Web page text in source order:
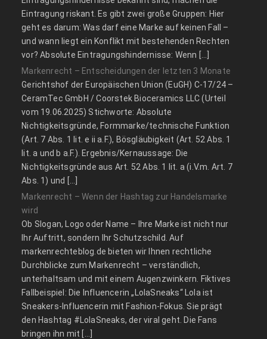
Eintragung riskant. Es gibt zwei große Gruppen: Hier
geht es darum: Was darf eine Marke auf keinen Fall –
und wann liegt ein Konflikt mit bestehenden Rechten
vor? Absolute Eintragungshindernisse: Wenn […]
Markenrecht – Entscheidungen der letzten 3 Monate
Gerichtshof der Europäischen Union (EuGH) C‑17/24 –
CeramTec GmbH / Coorstek Bioceramics LLC (Urteil
vom 19.06.2025) Stichworte: Absolute
Nichtigkeitsgründe, Formmarke/technische Funktion
(Art. 7 Abs. 1 lit. e ii a.F.), Bösgläubigkeit (Art. 52 Abs. 1
lit. a und b a.F.). Ergebnis/Kernaussage: Die
Nichtigkeitsgründe aus Art. 52 Abs. 1 lit. a (i.V.m. Art. 7
Abs. 1) und […]
Markenrecht – Wenn der Hashtag zur Handelsmarke
wird
Ob Slogan, Logo oder Name – Ihre Marke ist nicht nur
Ihr Auftritt, sondern Ihr Schutzschild. Auf
markenrechteblog.de bieten wir Ihnen rechtliche
Durchblicke zum Markenrecht – verständlich,
unterhaltsam und mit einem Augenzwinkern. Fiktives
Fallbeispiel: Die Influencerin „LolaSneaks“ Lola ist
Sneakers-Influencerin mit Fashion-Fokus. Sie prägt
den Hashtag #LolaSneaks, der viral geht. Die Fans
bringen ihn mit […]